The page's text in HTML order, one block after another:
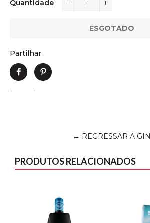
Quantidade
ESGOTADO
Partilhar
Partilhe
← REGRESSAR A GIN
PRODUTOS RELACIONADOS